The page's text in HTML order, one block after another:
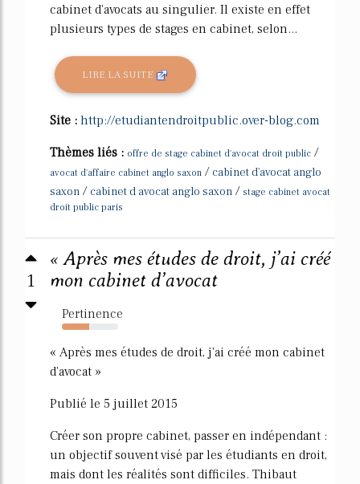
cabinet d'avocats au singulier. Il existe en effet
plusieurs types de stages en cabinet, selon...
LIRE LA SUITE
Site : http://etudiantendroitpublic.over-blog.com
Thèmes liés : offre de stage cabinet d'avocat droit public /
avocat d'affaire cabinet anglo saxon / cabinet d'avocat anglo
saxon / cabinet d avocat anglo saxon / stage cabinet avocat
droit public paris
1
« Après mes études de droit, j’ai créé
mon cabinet d’avocat
Pertinence
49%
« Après mes études de droit, j'ai créé mon cabinet
d'avocat »
Publié le 5 juillet 2015
Créer son propre cabinet, passer en indépendant :
un objectif souvent visé par les étudiants en droit,
mais dont les réalités sont difficiles. Thibaut